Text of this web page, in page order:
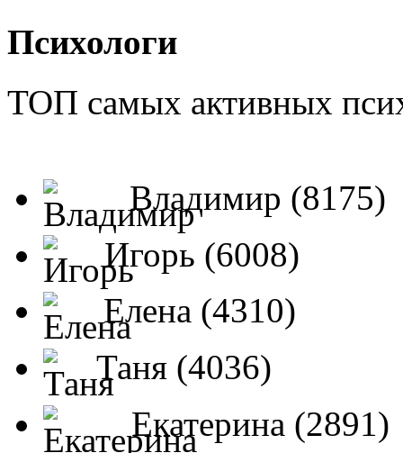
Психологи
ТОП самых активных
Владимир (8175)
Игорь (6008)
Елена (4310)
Таня (4036)
Екатерина (2891)